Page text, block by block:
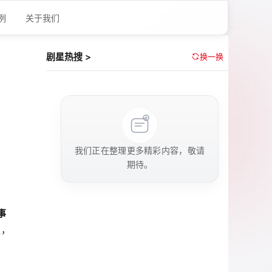
关于我们
剧星热搜 > 换一换
我们正在整理更多精彩内容，敬请
期待。